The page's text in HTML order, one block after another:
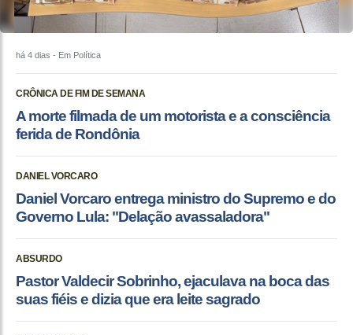
há 4 dias - Em Política
CRÔNICA DE FIM DE SEMANA
A morte filmada de um motorista e a consciência
ferida de Rondônia
DANIEL VORCARO
Daniel Vorcaro entrega ministro do Supremo e do
Governo Lula: "Delação avassaladora"
ABSURDO
Pastor Valdecir Sobrinho, ejaculava na boca das
suas fiéis e dizia que era leite sagrado